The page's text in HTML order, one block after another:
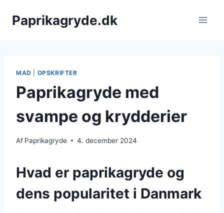
Paprikagryde.dk
MAD OPSKRIFTER
Paprikagryde med
svampe og krydderier
Af Paprikagryde 4. december 2024
Hvad er paprikagryde og
dens popularitet i Danmark